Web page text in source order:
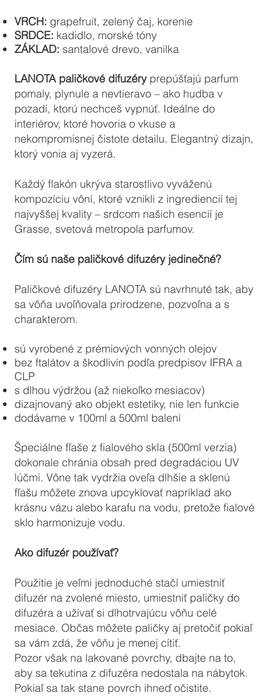
VRCH: grapefruit, zelený čaj, korenie
SRDCE: kadidlo, morské tóny
ZÁKLAD: santalové drevo, vanilka
LANOTA paličkové difuzéryprepúšťajú parfum
pomaly, plynule a nevtieravo – ako hudba v
pozadí, ktorú nechceš vypnúť. Ideálne do
interiérov, ktoré hovoria o vkuse a
nekompromisnej čistote detailu. Elegantný dizajn,
ktorý vonia aj vyzerá.
Každý flakón ukrýva starostlivo vyváženú
kompozíciu vôní, ktoré vznikli z ingrediencií tej
najvyššej kvality – srdcom našich esencií je
Grasse, svetová metropola parfumov.
Čím sú naše paličkové difuzéry jedinečné?
Paličkové difuzéry LANOTA sú navrhnuté tak, aby
sa vôňa uvoľňovala prirodzene, pozvoľna a s
charakterom.
sú vyrobené z prémiových vonných olejov
bez ftalátov a škodlivín podľa predpisov IFRA a
CLP
s dlhou výdržou (až niekoľko mesiacov)
dizajnovaný ako objekt estetiky, nie len funkcie
dodávame v 100ml a 500ml balení
Špeciálne fľaše z fialového skla (500ml verzia)
dokonale chránia obsah pred degradáciou UV
lúčmi. Vône tak vydržia oveľa dlhšie a sklenú
fľašu môžete znova upcyklovať napríklad ako
krásnu vázu alebo karafu na vodu, pretože fialové
sklo harmonizuje vodu.
Ako difuzér používať?
Použitie je veľmi jednoduché stačí umiestniť
difuzér na zvolené miesto, umiestniť paličky do
difuzéra a užívať si dlhotrvajúcu vôňu celé
mesiace. Občas môžete paličky aj pretočiť pokiaľ
sa vám zdá, že vôňu je menej cítiť.
Pozor však na lakované povrchy, dbajte na to,
aby sa tekutina z difuzéra nedostala na nábytok.
Pokiaľ sa tak stane povrch ihneď očistite.